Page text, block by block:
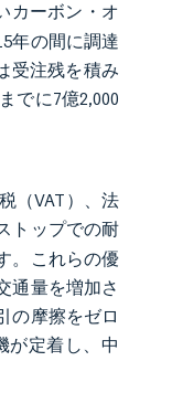
カーボン・オ
年の間に調達
受注残を積み
でに7億2,000
（VAT）、法
トップでの耐
。これらの優
通量を増加さ
の摩擦をゼロ
が定着し、中